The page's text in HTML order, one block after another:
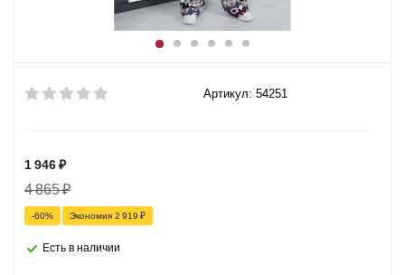
Артикул: 54251
1 946₽
4 865₽
-60% Экономия 2 919 ₽
Есть в наличии